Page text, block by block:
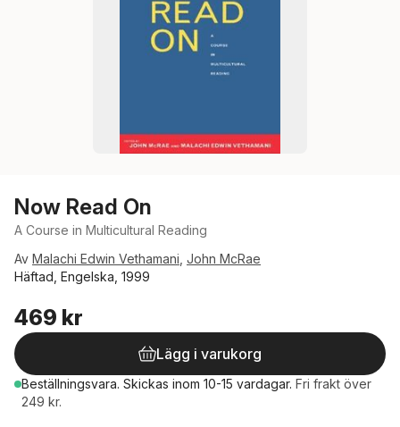
Now Read On
A Course in Multicultural Reading
Av Malachi Edwin Vethamani John McRae
Häftad, Engelska, 1999
469 kr
Lägg i varukorg
Beställningsvara. Skickas inom 10-15 vardagar. Fri frakt över
249 kr.